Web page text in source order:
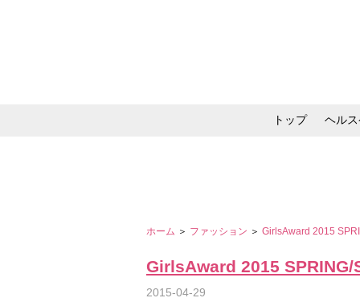
トップ ヘル
ホーム ＞ ファッション ＞ GirlsAward 2015
GirlsAward 2015 SPRING/
2015-04-29